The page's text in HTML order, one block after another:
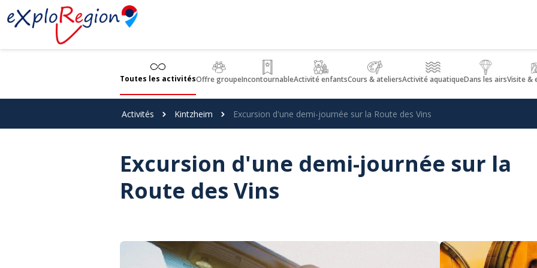
Panneau de gestion des cookies
Toutes les activitésOffre groupeIncontournableActivité enfantsCours & ateliersActivité aquatiqueDans les airsVisite &
Activités Kintzheim Excursion d'une demi-journée sur la Route des Vins
Excursion d'une demi-journée sur la
Route des Vins